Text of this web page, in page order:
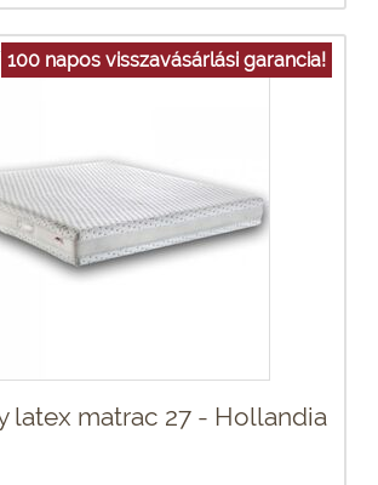
100 napos visszavásárlási garancia!
latex matrac 27 - Hollandia